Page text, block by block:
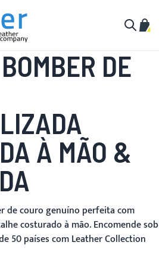
DE
À MÃO &
de couro genuíno perfeita com
costurado à mão. Encomende sob
50 países com Leather Collection